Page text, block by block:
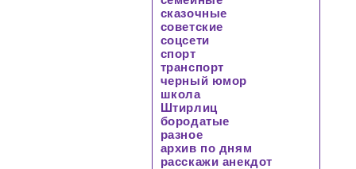
сказочные
советские
соцсети
спорт
транспорт
черный юмор
школа
Штирлиц
бородатые
разное
архив по дням
расскажи анекдот